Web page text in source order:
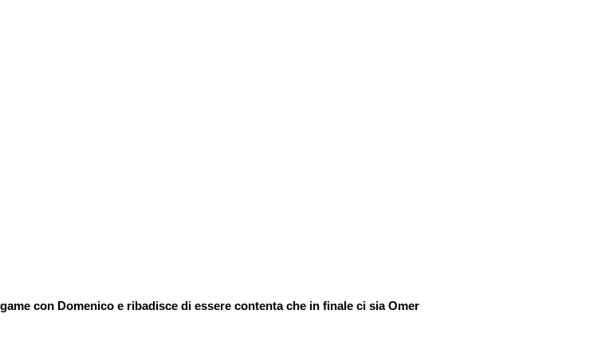
con Domenico e ribadisce di essere contenta che in finale ci sia Omer